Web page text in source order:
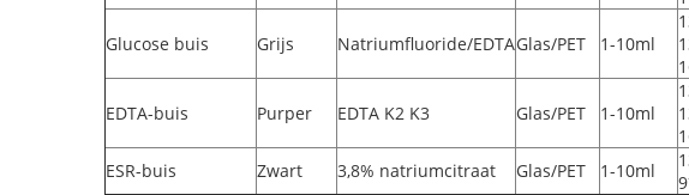
Glucose buis Grijs Natriumfluoride/EDTAGlas/PET 1-10ml
EDTA-buis Purper EDTA K2 K3 Glas/PET 1-10ml
ESR-buis
Zwart 3,8% natriumcitraat Glas/PET 1-10ml